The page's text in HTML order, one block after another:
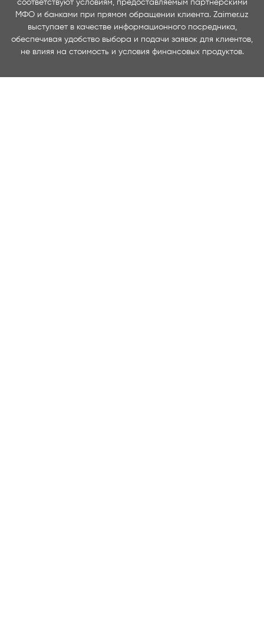
соответствуют условиям, предоставляемым партнерскими
МФО и банками при прямом обращении клиента. Zaimer.uz
выступает в качестве информационного посредника,
обеспечивая удобство выбора и подачи заявок для клиентов,
не влияя на стоимость и условия финансовых продуктов.